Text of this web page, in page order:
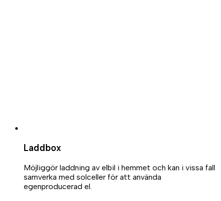
Laddbox
Möjliggör laddning av elbil i hemmet och kan i vissa fall
samverka med solceller för att använda
egenproducerad el.